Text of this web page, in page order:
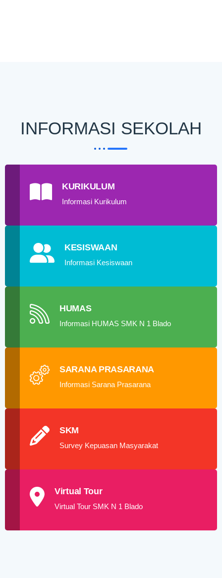
INFORMASI SEKOLAH
KURIKULUM
Informasi Kurikulum
KESISWAAN
Informasi Kesiswaan
HUMAS
Informasi HUMAS SMK N 1 Blado
SARANA PRASARANA
Informasi Sarana Prasarana
SKM
Survey Kepuasan Masyarakat
Virtual Tour
Virtual Tour SMK N 1 Blado